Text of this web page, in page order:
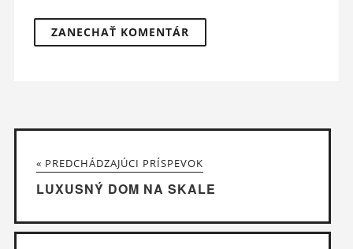
« PREDCHÁDZAJÚCI PRÍSPEVOK
LUXUSNÝ DOM NA SKALE